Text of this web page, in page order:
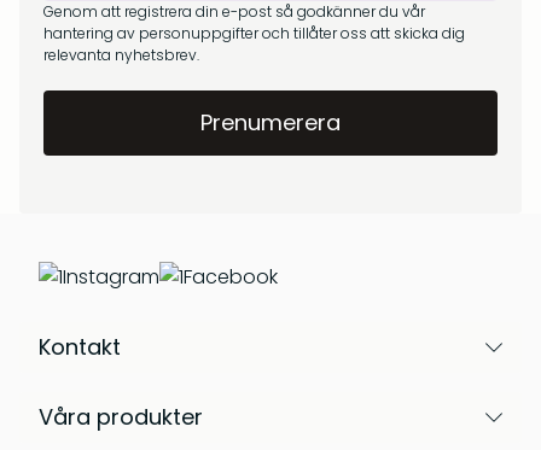
Genom att registrera din e-post så godkänner du vår
hantering av personuppgifter och tillåter oss att skicka dig
relevanta nyhetsbrev.
Kontakt
Våra produkter
Instagram Facebook